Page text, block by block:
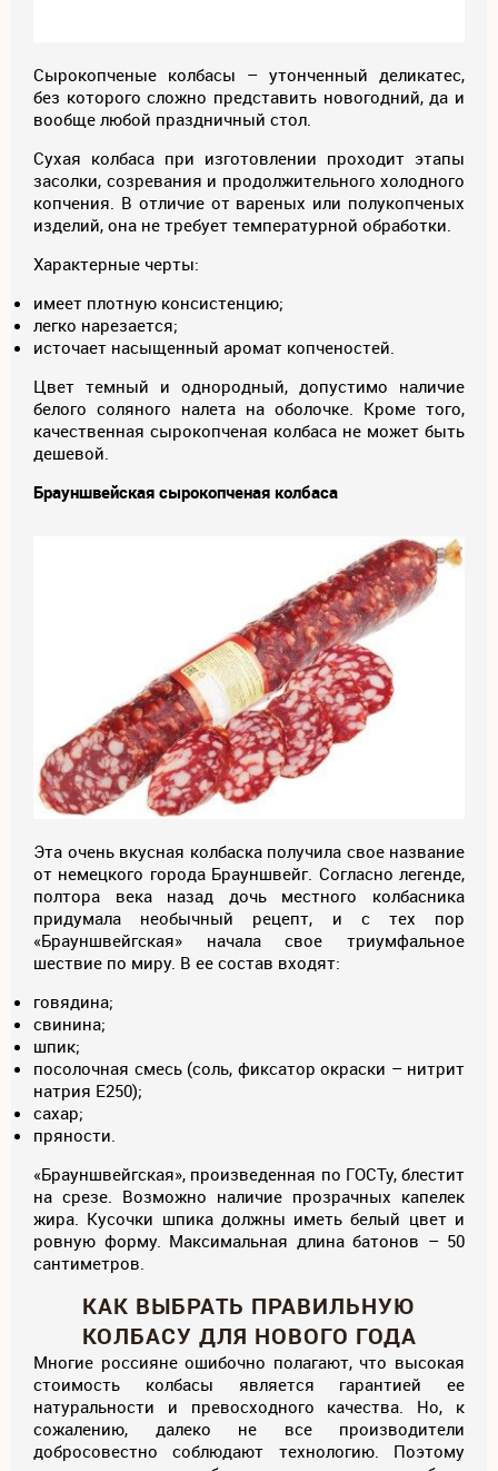
Сырокопченые колбасы – утонченный деликатес,
без которого сложно представить новогодний, да и
вообще любой праздничный стол.
Сухая колбаса при изготовлении проходит этапы
засолки, созревания и продолжительного холодного
копчения. В отличие от вареных или полукопченых
изделий, она не требует температурной обработки.
Характерные черты:
имеет плотную консистенцию;
легко нарезается;
источает насыщенный аромат копченостей.
Цвет темный и однородный, допустимо наличие
белого соляного налета на оболочке. Кроме того,
качественная сырокопченая колбаса не может быть
дешевой.
Брауншвейская сырокопченая колбаса
Эта очень вкусная колбаска получила свое название
от немецкого города Брауншвейг. Согласно легенде,
полтора века назад дочь местного колбасника
придумала необычный рецепт, и с тех пор
«Брауншвейгская» начала свое триумфальное
шествие по миру. В ее состав входят:
говядина;
свинина;
шпик;
посолочная смесь (соль, фиксатор окраски – нитрит
натрия Е250);
сахар;
пряности.
«Брауншвейгская», произведенная по ГОСТу, блестит
на срезе. Возможно наличие прозрачных капелек
жира. Кусочки шпика должны иметь белый цвет и
ровную форму. Максимальная длина батонов – 50
сантиметров.
КАК ВЫБРАТЬ ПРАВИЛЬНУЮ
КОЛБАСУ ДЛЯ НОВОГО ГОДА
Многие россияне ошибочно полагают, что высокая
стоимость колбасы является гарантией ее
натуральности и превосходного качества. Но, к
сожалению, далеко не все производители
добросовестно соблюдают технологию. Поэтому